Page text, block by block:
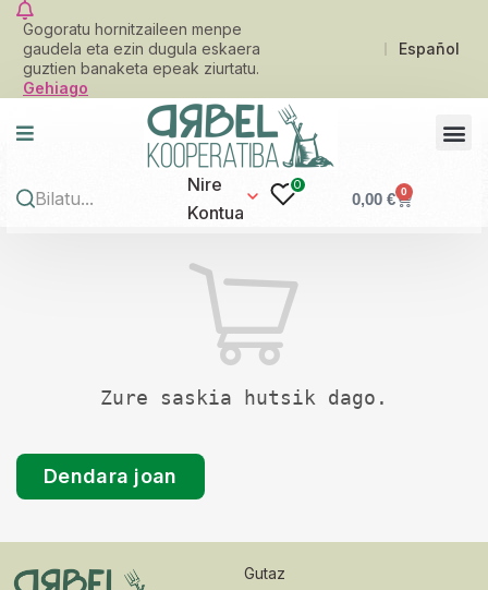
Gogoratu hornitzaileen menpe
gaudela eta ezin dugula eskaera
guztien banaketa epeak ziurtatu.
Gehiago
Español
Nire
Kontua
0
0,00€ 0
Zure saskia hutsik dago.
Dendara joan
Gutaz